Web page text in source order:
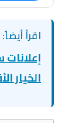
اقرأ أيضاً:
الخيار